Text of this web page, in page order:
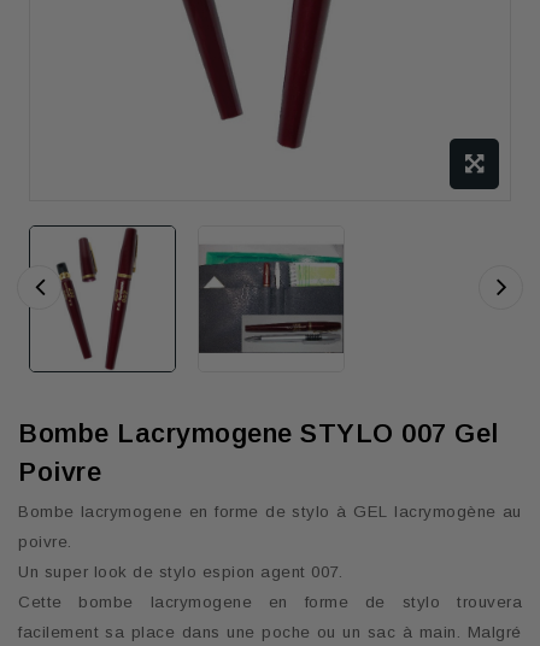
Bombe Lacrymogene STYLO 007 Gel
Poivre
Bombe lacrymogene en forme de stylo à GEL lacrymogène au
poivre.
Un super look de stylo espion agent 007.
Cette bombe lacrymogene en forme de stylo trouvera
facilement sa place dans une poche ou un sac à main. Malgré